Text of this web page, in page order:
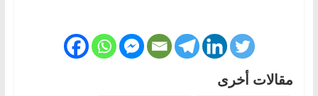
مقالات أخرى